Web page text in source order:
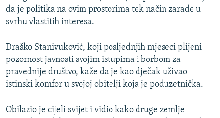
NASTANAK I RASPAD JUGOSLAVIJE
da je politika na ovim prostorima tek način zarade u
svrhu vlastitih interesa.
Draško Stanivuković, koji posljednjih mjeseci plijeni
pozornost javnosti svojim istupima i borbom za
pravednije društvo, kaže da je kao dječak uživao
istinski komfor u svojoj obitelji koja je poduzetnička.
Obilazio je cijeli svijet i vidio kako druge zemlje